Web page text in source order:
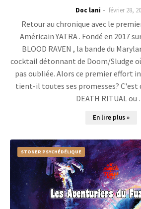
Doc lani février 28,
Retour au chronique avec le
Américain YATRA . Fondé en 2017
BLOOD RAVEN , la bande du
cocktail détonnant de Doom/Sludge
pas oubliée. Alors ce premier effort
tient-il toutes ses promesses? C'est
DEATH RITUAL
En lire plus »
STONER PSYCHÉDÉLIQUE